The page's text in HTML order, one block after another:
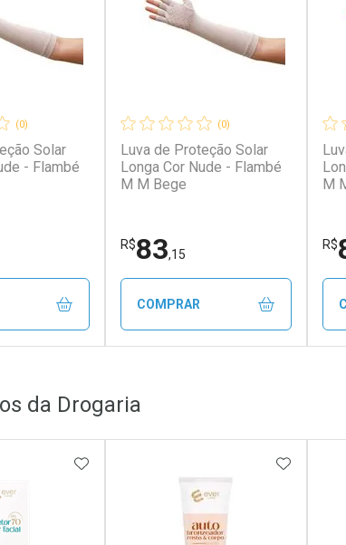
(0)
Solar
- Flambé
(0)
Luva de Proteção Solar
Longa Cor Nude - Flambé
M M Bege
R$83,15
COMPRAR
Laboratório
Por Menos
M
R$
da Drogaria
ADICIONAR AOS FAVORITOS